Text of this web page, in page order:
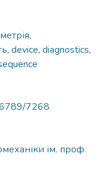
,
, device, diagnostics,
7268
ім. проф.